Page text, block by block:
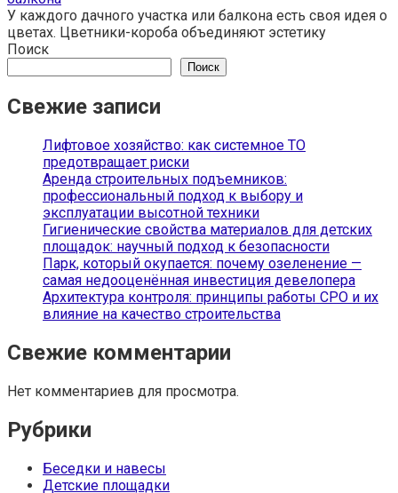
У каждого дачного участка или балкона есть своя идея о
цветах. Цветники-короба объединяют эстетику
Поиск
Поиск
Свежие записи
Лифтовое хозяйство: как системное ТО
предотвращает риски
Аренда строительных подъемников:
профессиональный подход к выбору и
эксплуатации высотной техники
Гигиенические свойства материалов для детских
площадок: научный подход к безопасности
Парк, который окупается: почему озеленение —
самая недооценённая инвестиция девелопера
Архитектура контроля: принципы работы СРО и их
влияние на качество строительства
Свежие комментарии
Нет комментариев для просмотра.
Рубрики
Беседки и навесы
Детские площадки